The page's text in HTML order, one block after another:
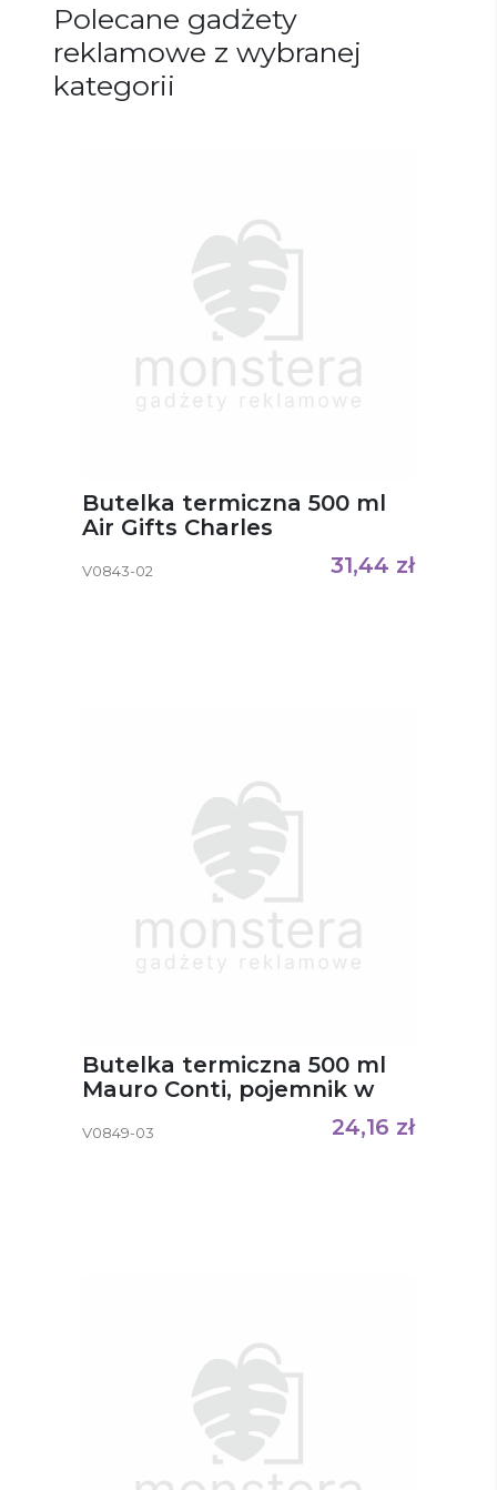
Polecane gadżety
reklamowe z wybranej
kategorii
Butelka termiczna 500 ml
Air Gifts Charles
V0843-02 31,44 zł
Butelka termiczna 500 ml
Mauro Conti, pojemnik w
V0849-03 24,16 zł